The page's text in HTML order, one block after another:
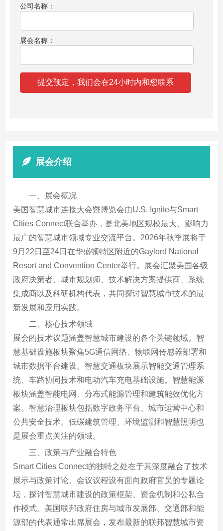
公司名称：
展会名称：
展会介绍
一、展会概况
美国智慧城市连接大会暨博览会由U.S. Ignite与Smart
Cities Connect联合举办，是北美地区规模最大、影响力
最广的智慧城市领域专业交流平台。2026年秋季展将于
9月22日至24日在华盛顿特区附近的Gaylord National
Resort and Convention Center举行。展会汇聚美国各级
政府决策者、城市规划师、技术解决方案提供商、系统
集成商以及科研机构代表，共同探讨智慧城市技术的最
新发展和应用实践。
二、核心技术领域
展会的技术议题涵盖智慧城市建设的各个关键领域。智
慧基础设施板块聚焦5G通信网络、物联网传感器部署和
城市数据平台建设。智慧交通板块展示智能交通管理系
统、车路协同技术和电动汽车充电基础设施。智慧能源
板块涵盖智能电网、分布式能源管理和建筑能效优化方
案。智慧治理板块包括数字政务平台、城市运营中心和
公共安全技术。低碳建筑管理、环境监测和智慧照明也
是展会重点关注的领域。
三、政策与产业融合特色
Smart Cities Connect的独特之处在于其深度融合了技术
展示与政策讨论。会议议程设有面向政府官员的专题论
坛，探讨智慧城市建设的政策框架、资金机制和公私合
作模式。美国联邦政府住房与城市发展部、交通部和能
源部的代表通常出席展会，发布最新的联邦智慧城市资